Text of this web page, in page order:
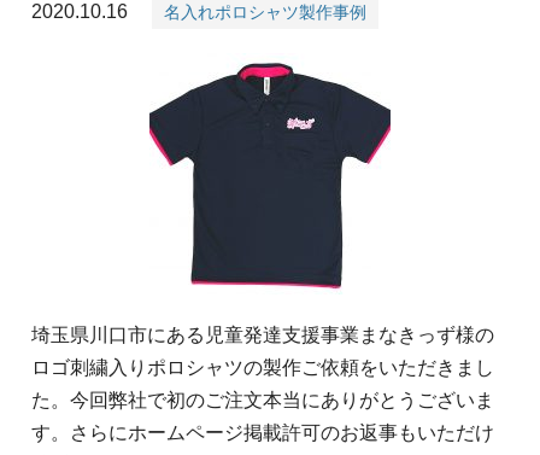
2020.10.16 名入れポロシャツ製作事例
埼玉県川口市にある児童発達支援事業まなきっず様の
ロゴ刺繍入りポロシャツの製作ご依頼をいただきまし
た。今回弊社で初のご注文本当にありがとうございま
す。さらにホームページ掲載許可のお返事もいただけ